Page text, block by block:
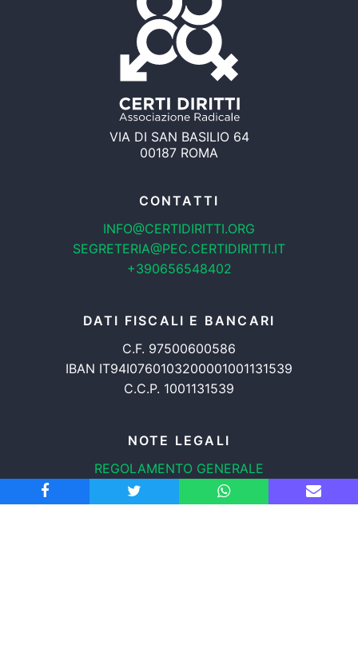
VIA DI SAN BASILIO 64
00187 ROMA
CONTATTI
INFO@CERTIDIRITTI.ORG
SEGRETERIA@PEC.CERTIDIRITTI.IT
+390656548402
DATI FISCALI E BANCARI
C.F. 97500600586
IBAN IT94I0760103200001001131539
C.C.P. 1001131539
NOTE LEGALI
REGOLAMENTO GENERALE
PROTEZIONE DATI
INFORMATIVA COOKIES